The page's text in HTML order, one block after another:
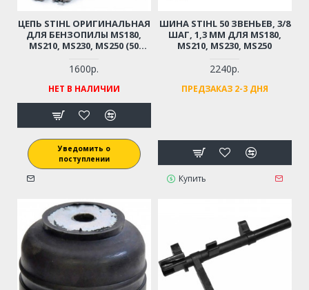
ЦЕПЬ STIHL ОРИГИНАЛЬНАЯ
ДЛЯ БЕНЗОПИЛЫ MS180,
MS210, MS230, MS250 (50
1600р.
НЕТ В НАЛИЧИИ
Уведомить о
поступлении
ШИНА STIHL 50 ЗВЕНЬЕВ, 3/8
ШАГ, 1,3 ММ ДЛЯ MS180,
MS210, MS230, MS250
2240р.
ПРЕДЗАКАЗ 2-3 ДНЯ
Купить